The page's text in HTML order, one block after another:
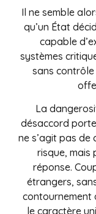
Il ne semble
qu’un État
capable
systèmes
sans
La
désaccord
ne s’agit pas de
risque, mais
réponse.
étrangers,
contournement
le caractère